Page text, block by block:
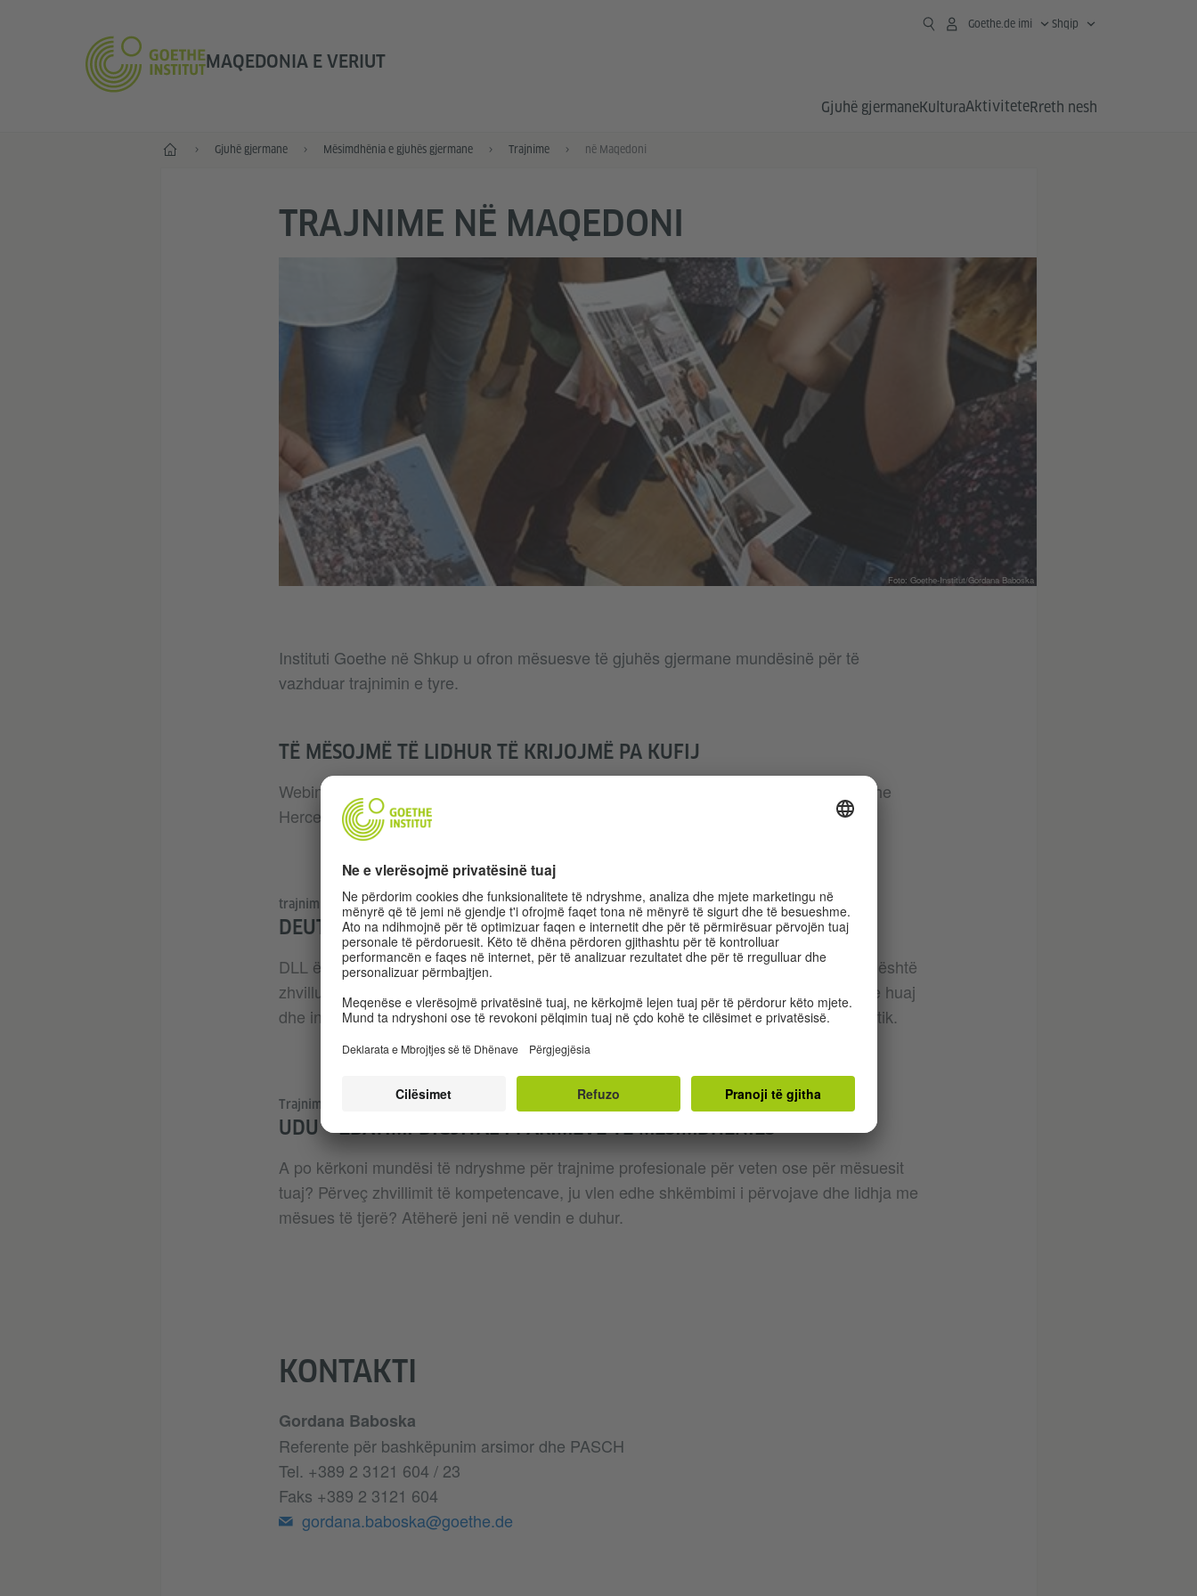
MAQEDONIA E VERIUT
Goethe.de imi Shqip
Gjuhë gjermaneKulturaAktiviteteRreth nesh
Fillimi Gjuhë gjermane Mësimdhënia e gjuhës gjermane Trajnime në Maqedoni
TRAJNIME NË MAQEDONI
Foto: Goethe-Institut/Gordana Baboska
Instituti Goethe në Shkup u ofron mësuesve të gjuhës gjermane mundësinë për të
vazhduar trajnimin e tyre.
TË MËSOJMË TË LIDHUR TË KRIJOJMË PA KUFIJ
Webinarë ndërkufitarë për mësuesit e gjuhës gjermane si gjuhë e huaj nga Bosnja dhe
Hercegovina, Kroacia, Maqedonia e Veriut, Rumania, Serbia dhe Hungaria.
trajnim online
DEUTSCH LEHREN LERNEN
DLL është një program i ri për avancim dhe zhvillim profesional i Institutit Goethe. Ai është
zhvilluar sipas njohurive më të fundit shkencore në fushën e gjermanishtes si gjuhë e huaj
dhe integron një qasje inovative didaktike për avancimin profesional – hulumtim praktik.
Trajnim online
UDU – ZBATIMI DIGJITAL I PARIMEVE TË MËSIMDHËNIES
A po kërkoni mundësi të ndryshme për trajnime profesionale për veten ose për mësuesit
tuaj? Përveç zhvillimit të kompetencave, ju vlen edhe shkëmbimi i përvojave dhe lidhja me
mësues të tjerë? Atëherë jeni në vendin e duhur.
KONTAKTI
Gordana Baboska
Referente për bashkëpunim arsimor dhe PASCH
Tel. +389 2 3121 604 / 23
Faks +389 2 3121 604
gordana.baboska@goethe.de